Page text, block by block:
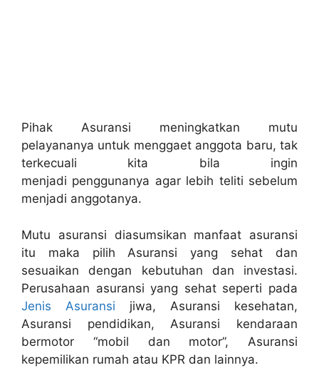
Pihak Asuransi meningkatkan mutu
pelayananya untuk menggaet anggota baru, tak
terkecuali kita bila ingin
menjadi penggunanya agar lebih teliti sebelum
menjadi anggotanya.
Mutu asuransi diasumsikan manfaat asuransi
itu maka pilih Asuransi yang sehat dan
sesuaikan dengan kebutuhan dan investasi.
Perusahaan asuransi yang sehat seperti pada
Jenis Asuransi jiwa, Asuransi kesehatan,
Asuransi pendidikan, Asuransi kendaraan
bermotor “mobil dan motor”, Asuransi
kepemilikan rumah atau KPR dan lainnya.